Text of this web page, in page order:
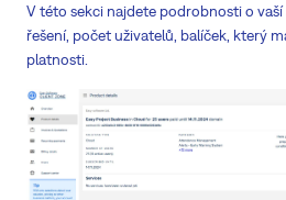
V této sekci najdete podrobnosti o
řešení, počet uživatelů, balíček, který
platnosti.